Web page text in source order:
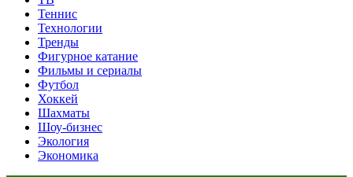
Теннис
Технологии
Тренды
Фигурное катание
Фильмы и сериалы
Футбол
Хоккей
Шахматы
Шоу-бизнес
Экология
Экономика